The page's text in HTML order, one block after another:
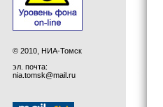
© 2010, НИА-Томск
эл. почта:
nia.tomsk@mail.ru